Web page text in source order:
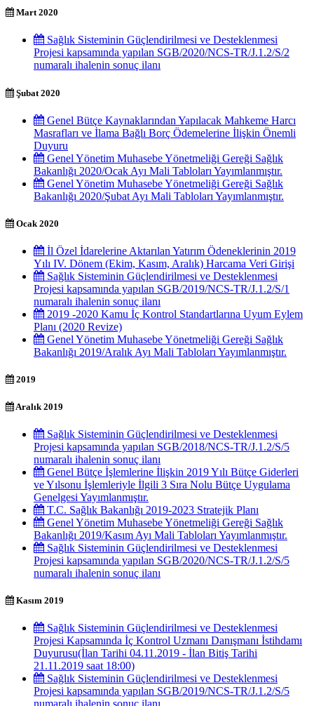
Mart 2020
Sağlık Sisteminin Güçlendirilmesi ve Desteklenmesi
Projesi kapsamında yapılan SGB/2020/NCS-TR/J.1.2/S/2
numaralı ihalenin sonuç ilanı
Şubat 2020
Genel Bütçe Kaynaklarından Yapılacak Mahkeme Harcı
Masrafları ve İlama Bağlı Borç Ödemelerine İlişkin Önemli
Duyuru
Genel Yönetim Muhasebe Yönetmeliği Gereği Sağlık
Bakanlığı 2020/Ocak Ayı Mali Tabloları Yayımlanmıştır.
Genel Yönetim Muhasebe Yönetmeliği Gereği Sağlık
Bakanlığı 2020/Şubat Ayı Mali Tabloları Yayımlanmıştır.
Ocak 2020
İl Özel İdarelerine Aktarılan Yatırım Ödeneklerinin 2019
Yılı IV. Dönem (Ekim, Kasım, Aralık) Harcama Veri Girişi
Sağlık Sisteminin Güçlendirilmesi ve Desteklenmesi
Projesi kapsamında yapılan SGB/2019/NCS-TR/J.1.2/S/1
numaralı ihalenin sonuç ilanı
2019 -2020 Kamu İç Kontrol Standartlarına Uyum Eylem
Planı (2020 Revize)
Genel Yönetim Muhasebe Yönetmeliği Gereği Sağlık
Bakanlığı 2019/Aralık Ayı Mali Tabloları Yayımlanmıştır.
2019
Aralık 2019
Sağlık Sisteminin Güçlendirilmesi ve Desteklenmesi
Projesi kapsamında yapılan SGB/2018/NCS-TR/J.1.2/S/5
numaralı ihalenin sonuç ilanı
Genel Bütçe İşlemlerine İlişkin 2019 Yılı Bütçe Giderleri
ve Yılsonu İşlemleriyle İlgili 3 Sıra Nolu Bütçe Uygulama
Genelgesi Yayımlanmıştır.
T.C. Sağlık Bakanlığı 2019-2023 Stratejik Planı
Genel Yönetim Muhasebe Yönetmeliği Gereği Sağlık
Bakanlığı 2019/Kasım Ayı Mali Tabloları Yayımlanmıştır.
Sağlık Sisteminin Güçlendirilmesi ve Desteklenmesi
Projesi kapsamında yapılan SGB/2020/NCS-TR/J.1.2/S/5
numaralı ihalenin sonuç ilanı
Kasım 2019
Sağlık Sisteminin Güçlendirilmesi ve Desteklenmesi
Projesi Kapsamında İç Kontrol Uzmanı Danışmanı İstihdamı
Duyurusu(İlan Tarihi 04.11.2019 - İlan Bitiş Tarihi
21.11.2019 saat 18:00)
Sağlık Sisteminin Güçlendirilmesi ve Desteklenmesi
Projesi kapsamında yapılan SGB/2019/NCS-TR/J.1.2/S/5
numaralı ihalenin sonuç ilanı